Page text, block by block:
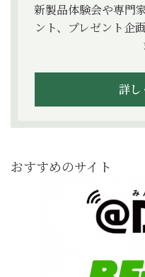
新製品体験会や専門
ント、プレゼント企
詳し
おすすめのサイト